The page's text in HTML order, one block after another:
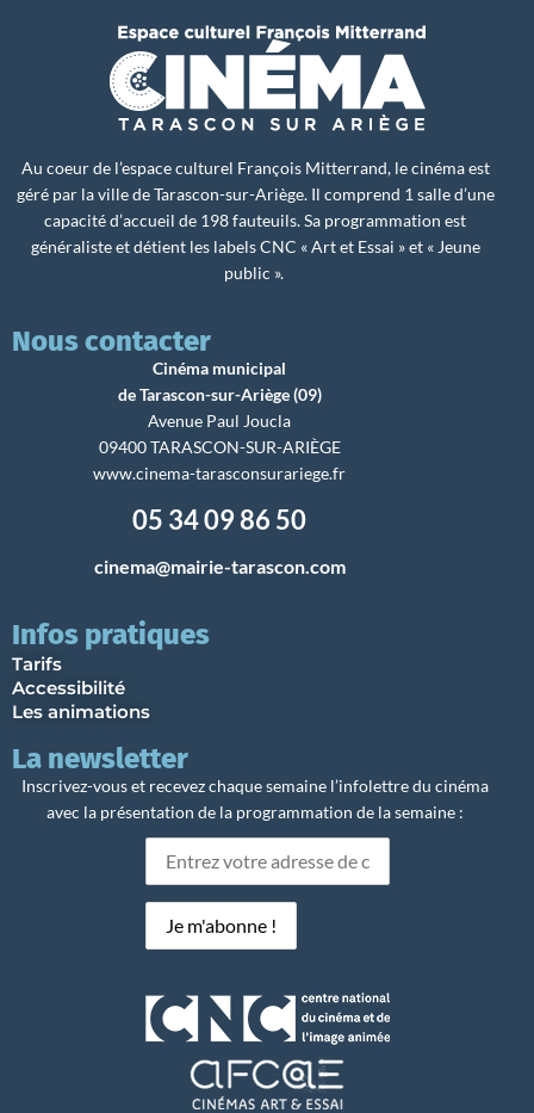
Au coeur de l’espace culturel François Mitterrand, le cinéma est
géré par la ville de Tarascon-sur-Ariège. Il comprend 1 salle d’une
capacité d’accueil de 198 fauteuils. Sa programmation est
généraliste et détient les labels CNC « Art et Essai » et « Jeune
public ».
Nous contacter
Cinéma municipal
de Tarascon-sur-Ariège (09)
Avenue Paul Joucla
09400 TARASCON-SUR-ARIÈGE
www.cinema-tarasconsurariege.fr
05 34 09 86 50
cinema@mairie-tarascon.com
Infos pratiques
Tarifs
Accessibilité
Les animations
La newsletter
Inscrivez-vous et recevez chaque semaine l’infolettre du cinéma
avec la présentation de la programmation de la semaine :